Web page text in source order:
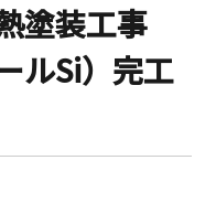
塗装工事
ルSi）完工